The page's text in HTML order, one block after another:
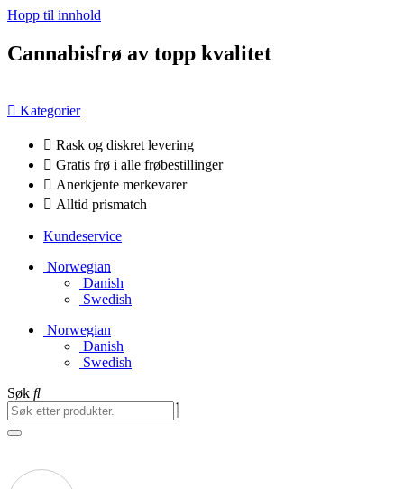
Hopp til innhold
Cannabisfrø av topp kvalitet
Kategorier
Rask og diskret levering
Gratis frø i alle frøbestillinger
Anerkjente merkevarer
Alltid prismatch
Kundeservice
Norwegian
Danish
Swedish
Norwegian
Danish
Swedish
Søk